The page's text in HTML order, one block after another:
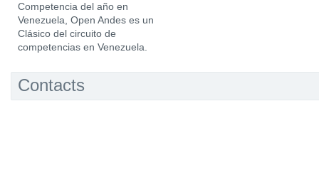
Competencia del año en
Venezuela, Open Andes es un
Clásico del circuito de
competencias en Venezuela.
Contacts